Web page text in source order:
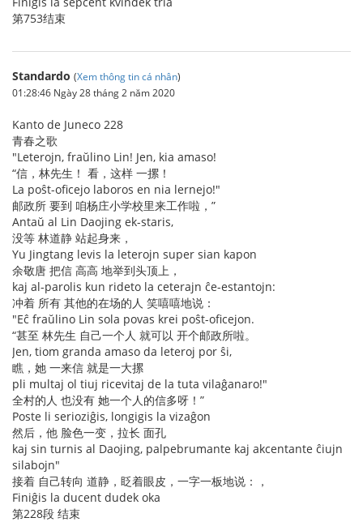
第753结束
Standardo (Xem thông tin cá nhân)
01:28:46 Ngày 28 tháng 2 năm 2020
Kanto de Juneco 228
青春之歌
"Leterojn, fraŭlino Lin! Jen, kia amaso!
“信，林先生！ 看，这样 一摞！
La poŝt-oficejo laboros en nia lernejo!"
邮政所 要到 咱杨庄小学校里来工作啦，”
Antaŭ al Lin Daojing ek-staris,
没等 林道静 站起身来，
Yu Jingtang levis la leterojn super sian kapon
余敬唐 把信 高高 地举到头顶上，
kaj al-parolis kun rideto la ceterajn ĉe-estantojn:
冲着 所有 其他的在场的人 笑嘻嘻地说：
"Eĉ fraŭlino Lin sola povas krei poŝt-oficejon.
“甚至 林先生 自己一个人 就可以 开个邮政所啦。
Jen, tiom granda amaso da leteroj por ŝi,
瞧，她 一来信 就是一大摞
pli multaj ol tiuj ricevitaj de la tuta vilaĝanaro!"
全村的人 也没有 她一个人的信多呀！”
Poste li serioziĝis, longigis la vizaĝon
然后，他 脸色一变，拉长 面孔
kaj sin turnis al Daojing, palpebrumante kaj akcentante ĉiujn
silabojn"
接着 自己转向 道静，眨着眼皮，一字一板地说：，
Finiĝis la ducent dudek oka
第228段 结束